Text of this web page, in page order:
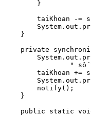
}
taiKhoan -=
}
private
" số tiền nộp
taiKhoan +=
notify();
}
public static void